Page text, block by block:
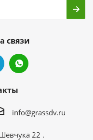
связи
info@grassdv.ru
22 .